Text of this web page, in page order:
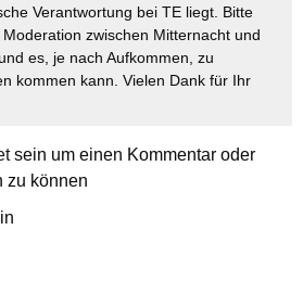
Verantwortung bei TE liegt. Bitte
zwischen Mitternacht und
es, je nach Aufkommen, zu
kommen kann. Vielen Dank für Ihr
sein um einen Kommentar oder
zu können